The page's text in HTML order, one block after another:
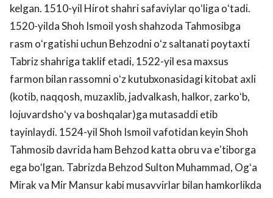
kelgan. 1510-yil Hirot shahri safaviylar qoʻliga oʻtadi.
1520-yilda Shoh Ismoil yosh shahzoda Tahmosibga
rasm oʻrgatishi uchun Behzodni oʻz saltanati poytaxti
Tabriz shahriga taklif etadi, 1522-yil esa maxsus
farmon bilan rassomni oʻz kutubxonasidagi kitobat axli
(kotib, naqqosh, muzaxlib, jadvalkash, halkor, zarkoʻb,
lojuvardshoʻy va boshqalar)ga mutasaddi etib
tayinlaydi. 1524-yil Shoh Ismoil vafotidan keyin Shoh
Tahmosib davrida ham Behzod katta obru va eʼtiborga
ega boʻlgan. Tabrizda Behzod Sulton Muhammad, Ogʻa
Mirak va Mir Mansur kabi musavvirlar bilan hamkorlikda